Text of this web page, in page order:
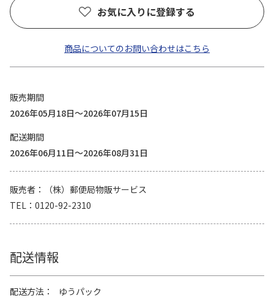
お気に入りに登録する
商品についてのお問い合わせはこちら
販売期間
2026年05月18日～2026年07月15日
配送期間
2026年06月11日～2026年08月31日
販売者
（株）郵便局物販サービス
TEL
0120-92-2310
配送情報
配送方法
ゆうパック